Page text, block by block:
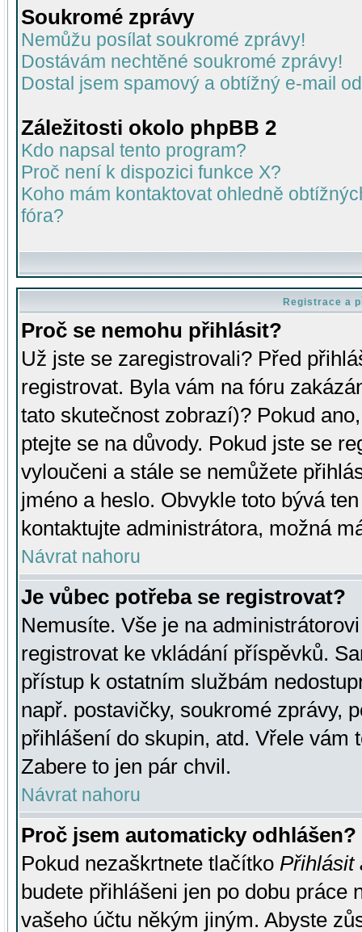
Soukromé zprávy
Nemůžu posílat soukromé zprávy!
Dostávám nechtěné soukromé zprávy!
Dostal jsem spamový a obtížný e-mail
Záležitosti okolo phpBB 2
Kdo napsal tento program?
Proč není k dispozici funkce X?
Koho mám kontaktovat ohledně
fóra?
Registrace a
Proč se nemohu přihlásit?
Už jste se zaregistrovali? Před
registrovat. Byla vám na fóru
tato skutečnost zobrazí)? Pokud
ptejte se na důvody. Pokud jste se
vyloučeni a stále se nemůžete
jméno a heslo. Obvykle toto bývá
kontaktujte administrátora, možná
Návrat nahoru
Je vůbec potřeba se registrovat?
Nemusíte. Vše je na
registrovat ke vkládání příspěvků.
přístup k ostatním službám
např. postavičky, soukromé zprávy,
přihlášení do skupin, atd. Vřele vám
Zabere to jen pár chvil.
Návrat nahoru
Proč jsem automaticky odhlášen?
Pokud nezaškrtnete tlačítko Přihlásit
budete přihlášeni jen po dobu práce
vašeho účtu někým jiným. Abyste